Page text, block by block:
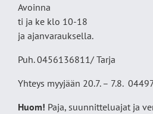
Avoinna
ti ja ke klo 10-18
ja ajanvarauksella.
Puh. 0456136811/ Tarja
Yhteys myyjään 20.7. – 7.8.
Huom! Paja, suunnitteluajat ja